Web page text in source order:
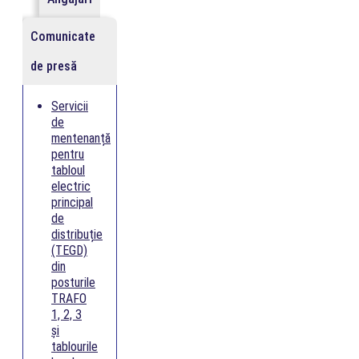
Comunicate
de presă
Servicii
de
mentenanță
pentru
tabloul
electric
principal
de
distribuție
(TEGD)
din
posturile
TRAFO
1, 2, 3
și
tablourile